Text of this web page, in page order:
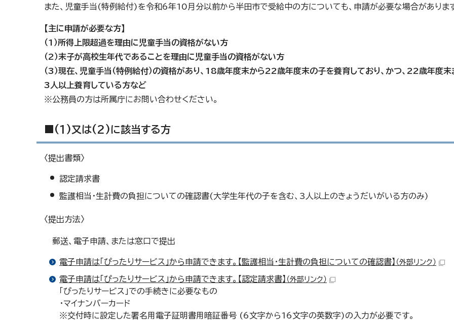
また、児童手当(特例給付)を令和6年10月分以前から半田市で受給中の方についても、申請が必要な場合がありま
【主に申請が必要な方】
（1）所得上限超過を理由に児童手当の資格がない方
（2）末子が高校生年代であることを理由に児童手当の資格がない方
（3）現在、児童手当（特例給付）の資格があり、18歳年度末から22歳年度末の子を養育しており、かつ、22歳年度
3人以上養育している方など
※公務員の方は所属庁にお問い合わせください。
■(1)又は(2)に該当する方
〈提出書類〉
認定請求書
監護相当・生計費の負担についての確認書(大学生年代の子を含む、3人以上のきょうだいがいる方のみ)
〈提出方法〉
郵送、電子申請、または窓口で提出
電子申請は「ぴったりサービス」から申請できます。【監護相当・生計費の負担についての確認書】 （外部リンク）
電子申請は「ぴったりサービス」から申請できます。【認定請求書】 （外部リンク）
「ぴったりサービス」での手続きに必要なもの
・マイナンバーカード
※交付時に設定した署名用電子証明書用暗証番号 (6文字から16文字の英数字)の入力が必要です。